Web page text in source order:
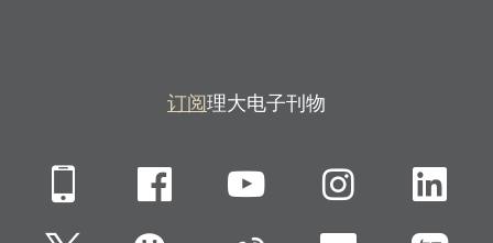
订阅理大电子刊物
Mobile FacebookYouTube